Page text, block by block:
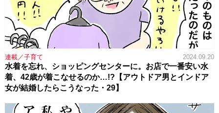
連載／子育て 2024.09.20
水着を忘れ、ショッピングセンターに。お店で一番安い水
着、42歳が着こなせるのか…!?【アウトドア男とインドア
女が結婚したらこうなった・29】